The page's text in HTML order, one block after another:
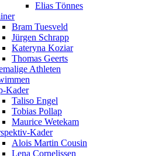
Elias Tönnes
Bram Tuesveld
Jürgen Schrapp
Kateryna Koziar
Thomas Geerts
Athleten
Kader
Taliso Engel
Tobias Pollap
Maurice Wetekam
Kader
Alois Martin Cousin
Lena Cornelissen